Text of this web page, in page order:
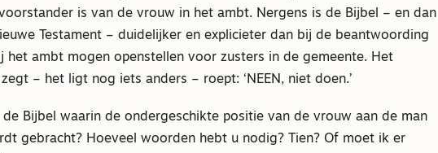
is van de vrouw in het ambt. Nergens is de Bijbel – en dan
Testament – duidelijker en explicieter dan bij de beantwoording
het ambt mogen openstellen voor zusters in de gemeente. Het
– het ligt nog iets anders – roept: ‘NEEN, niet doen.’
Bijbel waarin de ondergeschikte positie van de vrouw aan de man
gebracht? Hoeveel woorden hebt u nodig? Tien? Of moet ik er